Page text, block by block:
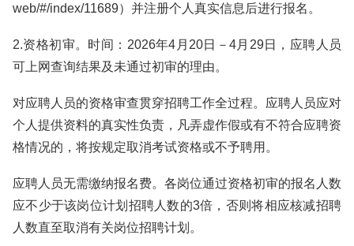
web/#/index/11689）并注册个人真实信息后进行报名。
2.资格初审。时间：2026年4月20日－4月29日，应聘人员
可上网查询结果及未通过初审的理由。
对应聘人员的资格审查贯穿招聘工作全过程。应聘人员应对
个人提供资料的真实性负责，凡弄虚作假或有不符合应聘资
格情况的，将按规定取消考试资格或不予聘用。
应聘人员无需缴纳报名费。各岗位通过资格初审的报名人数
应不少于该岗位计划招聘人数的3倍，否则将相应核减招聘
人数直至取消有关岗位招聘计划。